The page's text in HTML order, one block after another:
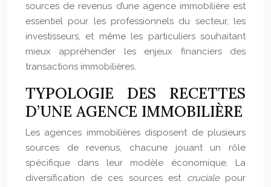
sources de revenus d’une agence immobilière est
essentiel pour les professionnels du secteur, les
investisseurs, et même les particuliers souhaitant
mieux appréhender les enjeux financiers des
transactions immobilières.
TYPOLOGIE DES RECETTES
D’UNE AGENCE IMMOBILIÈRE
Les agences immobilières disposent de plusieurs
sources de revenus, chacune jouant un rôle
spécifique dans leur modèle économique. La
diversification de ces sources est cruciale pour